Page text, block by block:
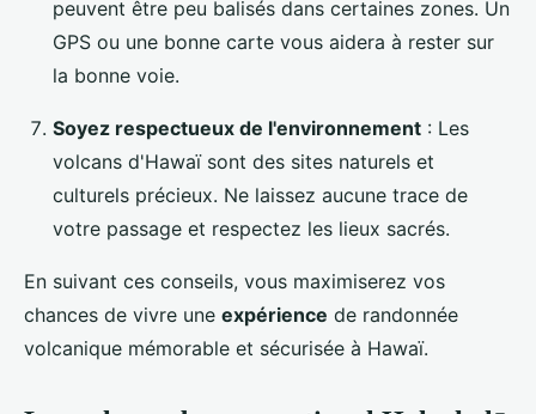
peuvent être peu balisés dans certaines zones. Un
GPS ou une bonne carte vous aidera à rester sur
la bonne voie.
Soyez respectueux de l'environnement : Les
volcans d'Hawaï sont des sites naturels et
culturels précieux. Ne laissez aucune trace de
votre passage et respectez les lieux sacrés.
En suivant ces conseils, vous maximiserez vos
chances de vivre une expérience de randonnée
volcanique mémorable et sécurisée à Hawaï.